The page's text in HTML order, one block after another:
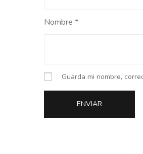
Nombre *
Guarda mi nombre,